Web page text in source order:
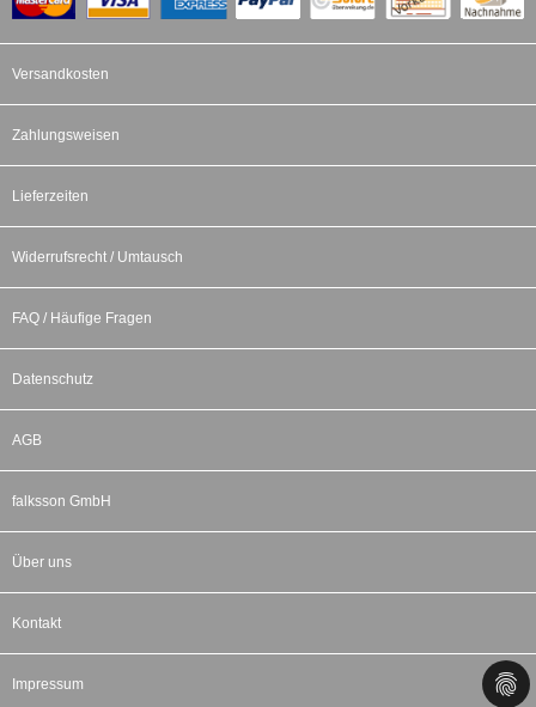
Versandkosten
Zahlungsweisen
Lieferzeiten
Widerrufsrecht / Umtausch
FAQ / Häufige Fragen
Datenschutz
AGB
falksson GmbH
Über uns
Kontakt
Impressum